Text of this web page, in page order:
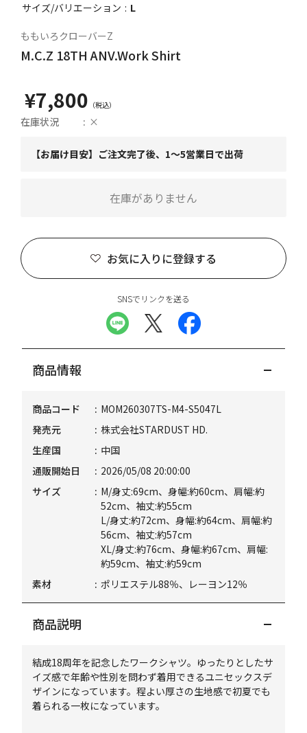
サイズ/バリエーション L
ももいろクローバーZ
M.C.Z 18TH ANV.Work Shirt
¥7,800
在庫状況 ×
【お届け目安】ご注文完了後、1～5営業日で出荷
お気に入りに登録する
在庫がありません
SNSでリンクを送る
商品情報
商品コード
MOM260307TS-M4-S5047L
発売元
株式会社STARDUST HD.
生産国
中国
通販開始日
2026/05/08 20:00:00
サイズ
M/身丈:69cm、身幅:約60cm、肩幅:約
52cm、袖丈:約55cm
L/身丈:約72cm、身幅:約64cm、肩幅:約
56cm、袖丈:約57cm
XL/身丈:約76cm、身幅:約67cm、肩幅:
約59cm、袖丈:約59cm
素材
ポリエステル88％、レーヨン12％
商品説明
結成18周年を記念したワークシャツ。ゆったりとしたサ
イズ感で年齢や性別を問わず着用できるユニセックスデ
ザインになっています。程よい厚さの生地感で初夏でも
着られる一枚になっています。